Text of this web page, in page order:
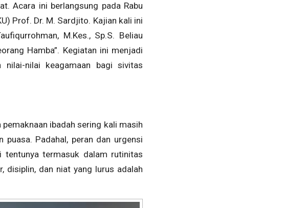
Acara ini berlangsung pada Rabu
Prof. Dr. M. Sardjito. Kajian kali ini
M.Kes., Sp.S. Beliau
Hamba”. Kegiatan ini menjadi
nilai keagamaan bagi sivitas
ibadah sering kali masih
Padahal, peran dan urgensi
tentunya termasuk dalam rutinitas
disiplin, dan niat yang lurus adalah